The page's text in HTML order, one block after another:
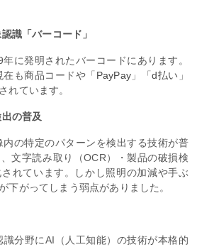
識「バーコード」
に発明されたバーコードにあります。
も商品コードや「 PayPay 」「d払い 」
れています。
の普及
の特定のパターンを検出する技術が普
文字読み取り（OCR）・製品の破損検
れています。しかし照明の加減や手ぶ
下がってしまう弱点がありました。
分野にAI（人工知能）の技術が本格的